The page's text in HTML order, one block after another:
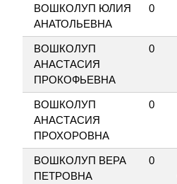
ВОШКОЛУП ЮЛИЯ
АНАТОЛЬЕВНА
0
ВОШКОЛУП
АНАСТАСИЯ
ПРОКОФЬЕВНА
0
ВОШКОЛУП
АНАСТАСИЯ
ПРОХОРОВНА
0
ВОШКОЛУП ВЕРА
ПЕТРОВНА
0